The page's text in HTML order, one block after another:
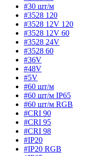
#30 шт/м
#3528 120
#3528 12V 120
#3528 12V 60
#3528 24V
#3528 60
#36V
#48V
#5V
#60 шт/м
#60 шт/м IP65
#60 шт/м RGB
#CRI 90
#CRI 95
#CRI 98
#IP20
#IP20 RGB